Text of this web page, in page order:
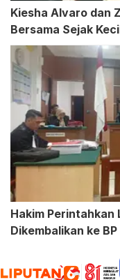
Kiesha Alvaro dan
Bersama Sejak
Hakim Perintahkan
Dikembalikan ke